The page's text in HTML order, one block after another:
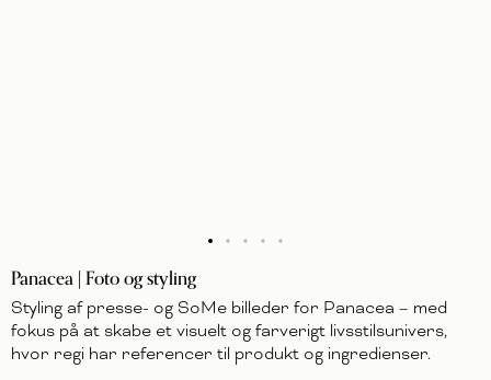
Panacea | Foto og styling
Styling af presse- og SoMe billeder for Panacea – med
fokus på at skabe et visuelt og farverigt livsstilsunivers,
hvor regi har referencer til produkt og ingredienser.